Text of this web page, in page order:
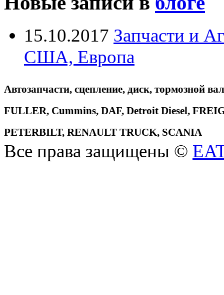
15.10.2017 Запчасти и
США, Европа
Автозапчасти, сцепление, диск, тормозной
FULLER, Cummins, DAF, Detroit Diesel,
PETERBILT, RENAULT TRUCK, SCANIA
Все права защищены ©